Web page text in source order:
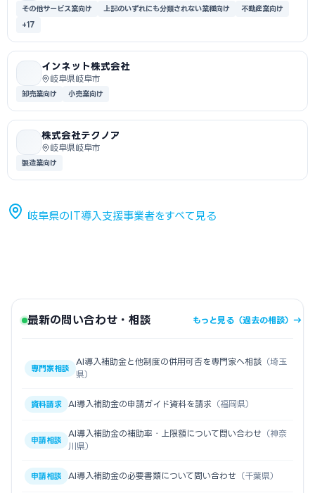
その他サービス業向け 上記のいずれにも分類されない業種向け
不動産業向け
+17
インネット株式会社
岐阜県岐阜市
卸売業向け 小売業向け
株式会社テクノア
岐阜県岐阜市
製造業向け
岐阜県のIT導入支援事業者をすべて見る
最新の問い合わせ・相談 もっと見る（過去の相談）→
専門家相談
AI導入補助金と他制度の併用可否を専門家へ相談 （埼玉
県）
資料請求 AI導入補助金の申請ガイド資料を請求 （福岡県）
申請相談
AI導入補助金の補助率・上限額について問い合わせ （神奈
川県）
申請相談 AI導入補助金の必要書類について問い合わせ （千葉県）